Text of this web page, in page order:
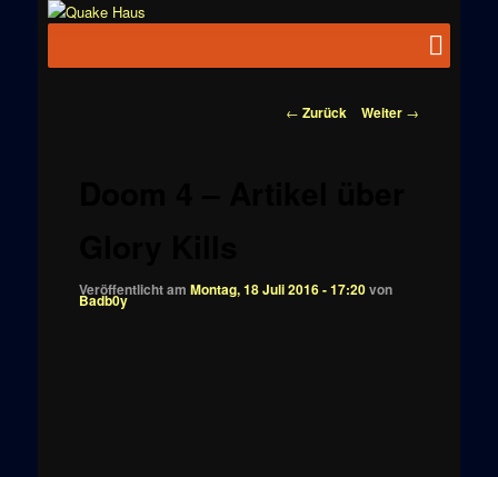
News zu
Beitragsnavigation
← Zurück Weiter →
Veröffentlicht am Montag, 18 Juli 2016 - 17:20von
Badb0y